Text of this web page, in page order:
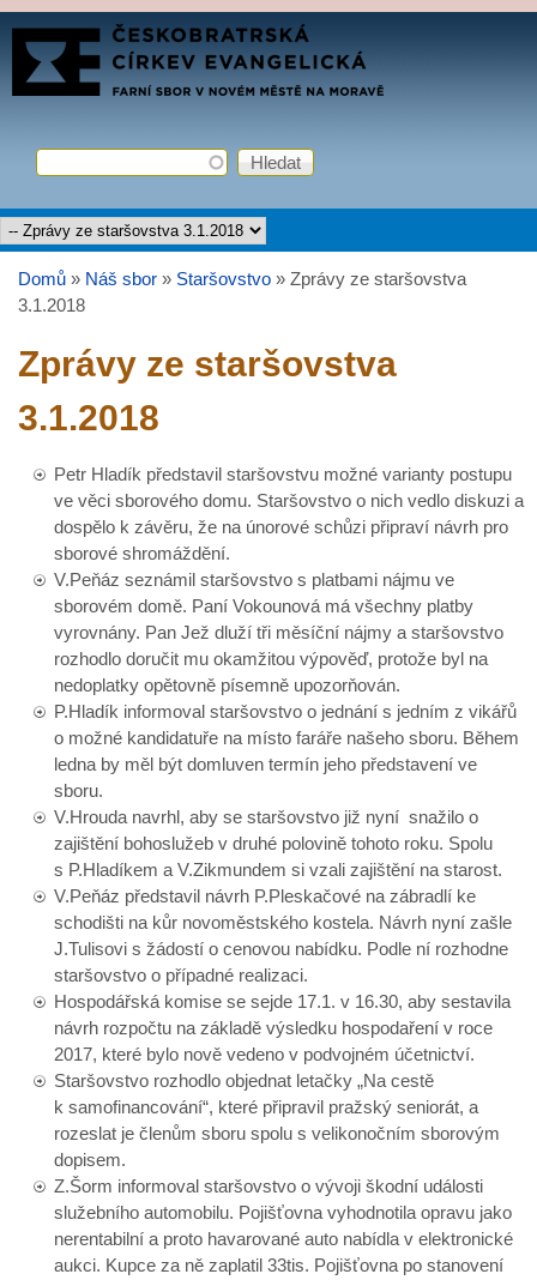
Přejít k hlavnímu obsahu
FARNÍ
SBOR
Vyhledávání
Hledat
Hlavní menu
Jste zde
Domů » Náš sbor » Staršovstvo » Zprávy ze staršovstva
3.1.2018
Zprávy ze staršovstva
3.1.2018
Petr Hladík představil staršovstvu možné varianty postupu
ve věci sborového domu. Staršovstvo o nich vedlo diskuzi a
dospělo k závěru, že na únorové schůzi připraví návrh pro
sborové shromáždění.
V.Peňáz seznámil staršovstvo s platbami nájmu ve
sborovém domě. Paní Vokounová má všechny platby
vyrovnány. Pan Jež dluží tři měsíční nájmy a staršovstvo
rozhodlo doručit mu okamžitou výpověď, protože byl na
nedoplatky opětovně písemně upozorňován.
P.Hladík informoval staršovstvo o jednání s jedním z vikářů
o možné kandidatuře na místo faráře našeho sboru. Během
ledna by měl být domluven termín jeho představení ve
sboru.
V.Hrouda navrhl, aby se staršovstvo již nyní snažilo o
zajištění bohoslužeb v druhé polovině tohoto roku. Spolu
s P.Hladíkem a V.Zikmundem si vzali zajištění na starost.
V.Peňáz představil návrh P.Pleskačové na zábradlí ke
schodišti na kůr novoměstského kostela. Návrh nyní zašle
J.Tulisovi s žádostí o cenovou nabídku. Podle ní rozhodne
staršovstvo o případné realizaci.
Hospodářská komise se sejde 17.1. v 16.30, aby sestavila
návrh rozpočtu na základě výsledku hospodaření v roce
2017, které bylo nově vedeno v podvojném účetnictví.
Staršovstvo rozhodlo objednat letačky „Na cestě
k samofinancování“, které připravil pražský seniorát, a
rozeslat je členům sboru spolu s velikonočním sborovým
dopisem.
Z.Šorm informoval staršovstvo o vývoji škodní události
služebního automobilu. Pojišťovna vyhodnotila opravu jako
nerentabilní a proto havarované auto nabídla v elektronické
aukci. Kupce za ně zaplatil 33tis. Pojišťovna po stanovení